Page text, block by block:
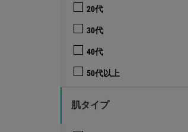
20代
30代
40代
50代以上
肌タイプ